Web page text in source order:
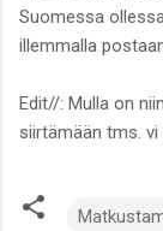
Suomessa
illemmalla
Edit//: Mulla on
siirtämään tms.